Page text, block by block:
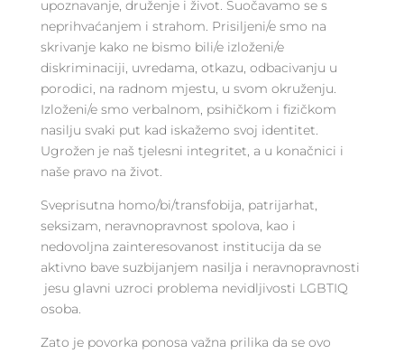
upoznavanje, druženje i život. Suočavamo se s
neprihvaćanjem i strahom. Prisiljeni/e smo na
skrivanje kako ne bismo bili/e izloženi/e
diskriminaciji, uvredama, otkazu, odbacivanju u
porodici, na radnom mjestu, u svom okruženju.
Izloženi/e smo verbalnom, psihičkom i fizičkom
nasilju svaki put kad iskažemo svoj identitet.
Ugrožen je naš tjelesni integritet, a u konačnici i
naše pravo na život.
Sveprisutna homo/bi/transfobija, patrijarhat,
seksizam, neravnopravnost spolova, kao i
nedovoljna zainteresovanost institucija da se
aktivno bave suzbijanjem nasilja i neravnopravnosti
jesu glavni uzroci problema nevidljivosti LGBTIQ
osoba.
Zato je povorka ponosa važna prilika da se ovo